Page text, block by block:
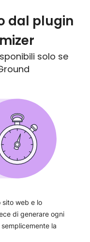
dal plugin
solo se
sito web e lo
di generare ogni
la